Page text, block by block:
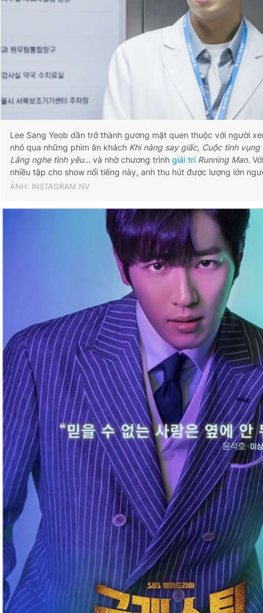
Lee Sang Yeob dần trở thành gương mặt quen thuộc với người
nhỏ qua những phim ăn khách Khi nàng say giấc, Cuộc tình
Lắng nghe tình yêu… và nhờ chương trình giải trí Running Man.
nhiều tập cho show nổi tiếng này, anh thu hút được lượng lớn
ẢNH: INSTAGRAM NV